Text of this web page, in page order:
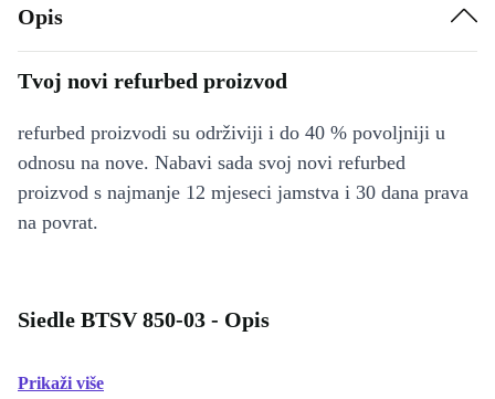
Opis
Tvoj novi refurbed proizvod
refurbed proizvodi su održiviji i do 40 % povoljniji u
odnosu na nove. Nabavi sada svoj novi refurbed
proizvod s najmanje 12 mjeseci jamstva i 30 dana prava
na povrat.
Siedle BTSV 850-03 - Opis
Prikaži više